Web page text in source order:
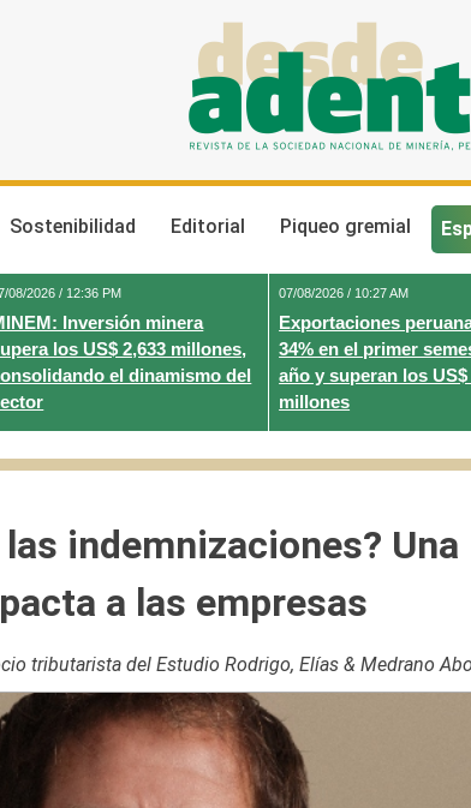
Sostenibilidad Editorial Piqueo gremial
08/2026 / 12:36 PM
Inversión minera
los US$ 2,633 millones,
el dinamismo del
07/08/2026 / 10:27 AM
Exportaciones
34% en el primer
año y superan los US$
millones
indemnizaciones? Una
a las empresas
tributarista del Estudio Rodrigo, Elías & Medrano